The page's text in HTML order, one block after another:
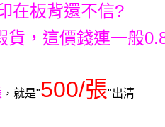
在板背還不信?
，這價錢連一般
，就是"500/張"出清